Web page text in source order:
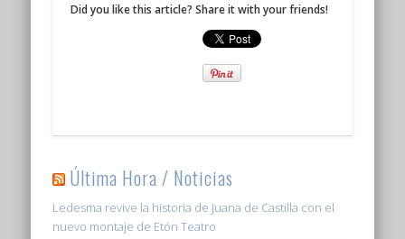
Did you like this article? Share it with your friends!
Última Hora / Noticias
Ledesma revive la historia de Juana de Castilla con el
nuevo montaje de Etón Teatro